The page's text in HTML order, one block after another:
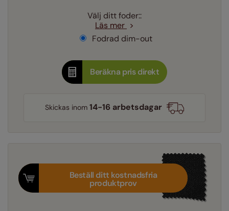
Välj ditt foder::
Läs mer
Fodrad dim-out
Beräkna pris direkt
Skickas inom 14-16 arbetsdagar
Beställ ditt kostnadsfria
produktprov